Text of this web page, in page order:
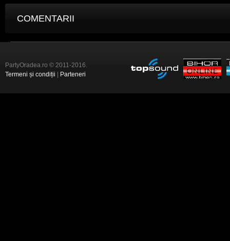
COMENTARII
PartyOradea.ro © 2011-2016.
Termeni și condiții
Parteneri